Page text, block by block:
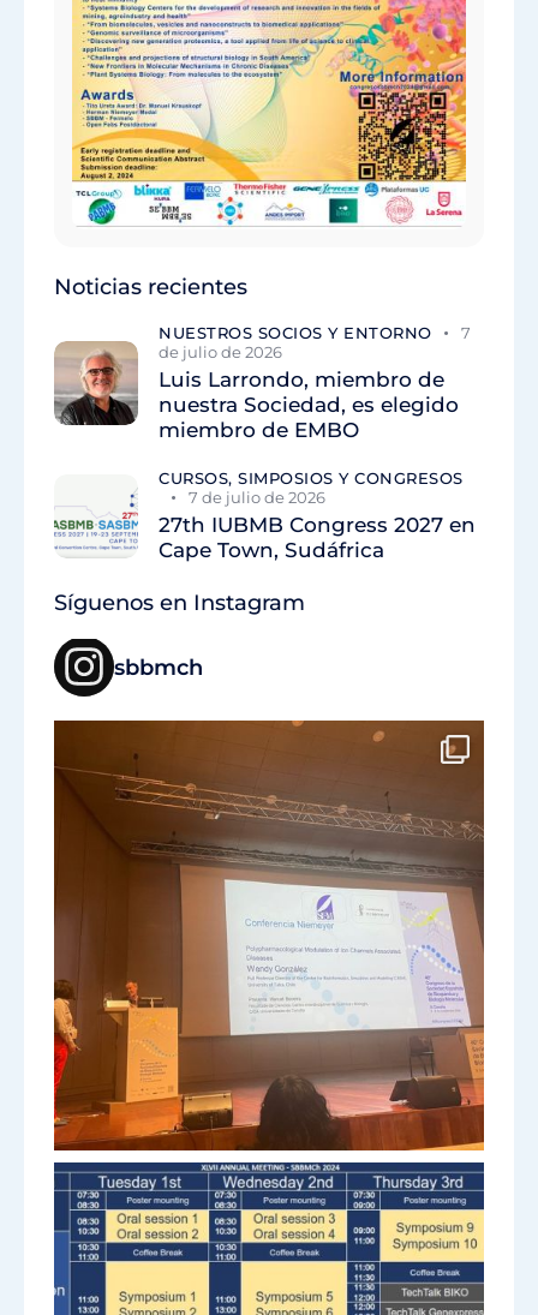
Noticias recientes
NUESTROS SOCIOS Y ENTORNO
7
de julio de 2026
Luis Larrondo, miembro de
nuestra Sociedad, es elegido
miembro de EMBO
CURSOS, SIMPOSIOS Y CONGRESOS
7 de julio de 2026
27th IUBMB Congress 2027 en
Cape Town, Sudáfrica
Síguenos en Instagram
sbbmch